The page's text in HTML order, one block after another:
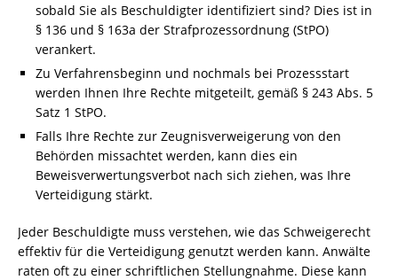
sobald Sie als Beschuldigter identifiziert sind? Dies ist in
§ 136 und § 163a der Strafprozessordnung (StPO)
verankert.
Zu Verfahrensbeginn und nochmals bei Prozessstart
werden Ihnen Ihre Rechte mitgeteilt, gemäß § 243 Abs. 5
Satz 1 StPO.
Falls Ihre Rechte zur Zeugnisverweigerung von den
Behörden missachtet werden, kann dies ein
Beweisverwertungsverbot nach sich ziehen, was Ihre
Verteidigung stärkt.
Jeder Beschuldigte muss verstehen, wie das Schweigerecht
effektiv für die Verteidigung genutzt werden kann. Anwälte
raten oft zu einer schriftlichen Stellungnahme. Diese kann